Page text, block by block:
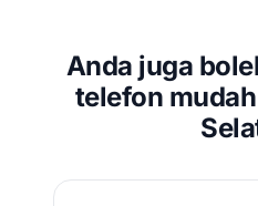
Anda juga
telefon